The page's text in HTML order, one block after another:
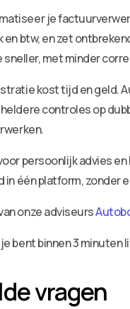
je
btw, en zet
met minder
kost tijd en geld.
controles op
persoonlijk advies
in één platform, zonder
onze adviseurs
bent binnen 3 minuten
vragen